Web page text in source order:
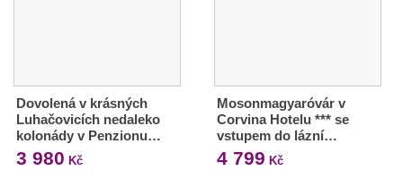
Dovolená v krásných
Luhačovicích nedaleko
kolonády v Penzionu…
3 980 Kč
Mosonmagyaróvár v
Corvina Hotelu *** se
vstupem do lázní…
4 799 Kč